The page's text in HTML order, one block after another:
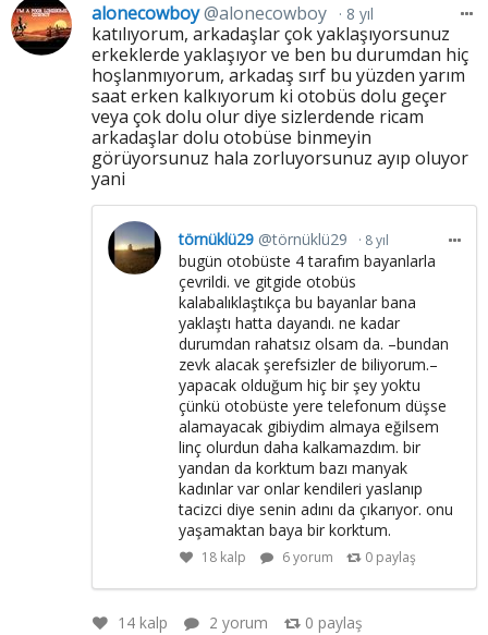
alonecowboy@alonecowboy 8 yıl
katılıyorum, arkadaşlar çok yaklaşıyorsunuz
erkeklerde yaklaşıyor ve ben bu durumdan hiç
hoşlanmıyorum, arkadaş sırf bu yüzden yarım
saat erken kalkıyorum ki otobüs dolu geçer
veya çok dolu olur diye sizlerdende ricam
arkadaşlar dolu otobüse binmeyin
görüyorsunuz hala zorluyorsunuz ayıp oluyor
yani
törnüklü29 @törnüklü29 8 yıl
bugün otobüste 4 tarafım bayanlarla
çevrildi. ve gitgide otobüs
kalabalıklaştıkça bu bayanlar bana
yaklaştı hatta dayandı. ne kadar
durumdan rahatsız olsam da. –bundan
zevk alacak şerefsizler de biliyorum.–
yapacak olduğum hiç bir şey yoktu
çünkü otobüste yere telefonum düşse
alamayacak gibiydim almaya eğilsem
linç olurdun daha kalkamazdım. bir
yandan da korktum bazı manyak
kadınlar var onlar kendileri yaslanıp
tacizci diye senin adını da çıkarıyor. onu
yaşamaktan baya bir korktum.
18kalp 6 yorum 0 paylaş
14kalp 2 yorum 0 paylaş